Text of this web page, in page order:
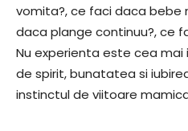
vomita?, ce faci daca bebe
daca plange continuu?, ce
Nu experienta este cea
de spirit, bunatatea si
instinctul de viitoare